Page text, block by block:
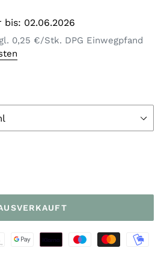
02.06.2026
0,25 €/Stk. DPG Einwegpfand